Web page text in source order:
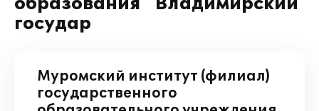
государ
Муромский институт (филиал)
государственного